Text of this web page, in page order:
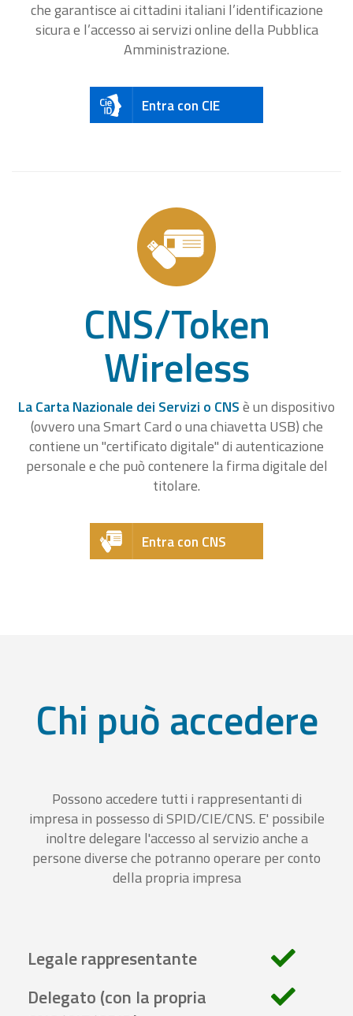
che garantisce ai cittadini italiani l’identificazione
sicura e l’accesso ai servizi online della Pubblica
Amministrazione.
Entra con CIE
CNS/Token
Wireless
La Carta Nazionale dei Servizi o CNSè un dispositivo
(ovvero una Smart Card o una chiavetta USB) che
contiene un "certificato digitale" di autenticazione
personale e che può contenere la firma digitale del
titolare.
Entra con CNS
Chi può accedere
Possono accedere tutti i rappresentanti di
impresa in possesso di SPID/CIE/CNS. E' possibile
inoltre delegare l'accesso al servizio anche a
persone diverse che potranno operare per conto
della propria impresa
Legale rappresentante
Delegato (con la propria